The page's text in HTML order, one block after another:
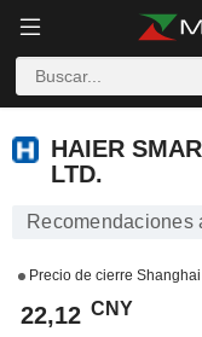
HAIER
LTD.
Recomendaciones
Precio de cierre
22,12 CNY